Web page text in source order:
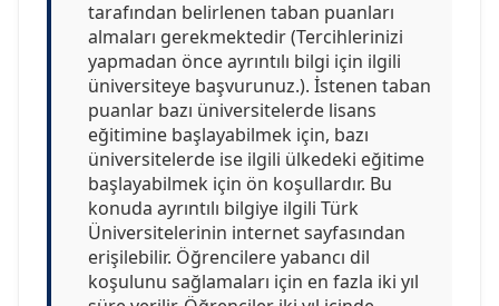
tarafından belirlenen taban puanları
almaları gerekmektedir (Tercihlerinizi
yapmadan önce ayrıntılı bilgi için ilgili
üniversiteye başvurunuz.). İstenen taban
puanlar bazı üniversitelerde lisans
eğitimine başlayabilmek için, bazı
üniversitelerde ise ilgili ülkedeki eğitime
başlayabilmek için ön koşullardır. Bu
konuda ayrıntılı bilgiye ilgili Türk
Üniversitelerinin internet sayfasından
erişilebilir. Öğrencilere yabancı dil
koşulunu sağlamaları için en fazla iki yıl